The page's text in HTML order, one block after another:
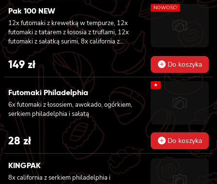
Pak 100 NEW
12x futomaki z krewetką w tempurze, 12x
futomaki z tatarem z łososia z truflami, 12x
futomaki z sałatką surimi, 8x california z
tuńczykiem, 8x california z pieczonym
łososiem, 8x california z sałatką surimi, 8x
hosomaki z sałatką wakame, 8x hosomaki z
tuńczykiem, 8x hosomaki z wędzonym tofu,
8x hosomaki z pieczonym łososiem i 8x
hosomaki z kanpyo
NOWOŚĆ!
149zł Do koszyka
Futomaki Philadelphia
6x futomaki z łososiem, awokado, ogórkiem,
serkiem philadelphia i sałatą
★
28zł Do koszyka
KINGPAK
8x california z serkiem philadelphia i